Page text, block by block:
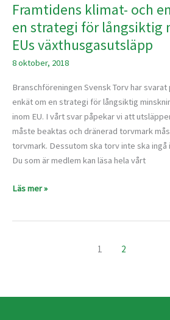
Framtidens klimat- och
en strategi för långsiktig
EUs växthusgasutsläpp
8 oktober, 2018
Branschföreningen Svensk Torv har svarat
enkät om en strategi för långsiktig
inom EU. ​​​I vårt svar påpekar vi att
måste beaktas och dränerad torvmark
torvmark. Dessutom ska torv inte ska ingå
Du som är medlem kan läsa hela vårt
Framtidens
energipolitik
–
växthusgasutsläpp
Läs mer »
1 2